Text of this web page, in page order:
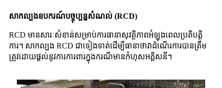
សាកល្បងឧបករណ៍បច្ចុប្បន្នសំណល់ (RCD)
RCD មានសារៈសំខាន់សម្រាប់ការធានាសុវត្ថិភាពអំឡុងពេលប្រតិបត្តិ
ការ។ សាកល្បង RCD ជាទៀងទាត់ដើម្បីធានាថាវាដំណើរការបានត្រឹម
ត្រូវដោយផ្តល់នូវការការពារក្នុងករណីមានកំហុសអគ្គិសនី។